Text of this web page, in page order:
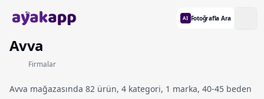
AI Fotoğrafla Ara
Avva
Firmalar
Avva mağazasında 82 ürün, 4 kategori, 1 marka, 40-45 beden